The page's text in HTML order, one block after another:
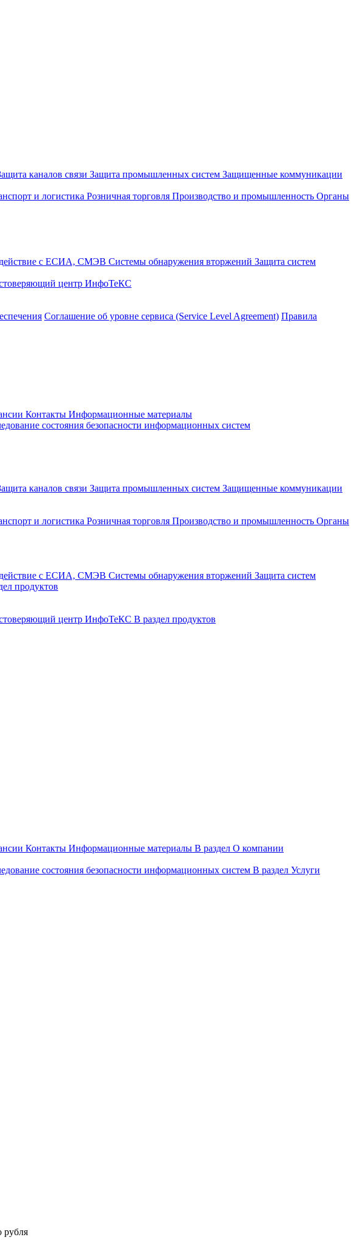
каналов связи Защита промышленных систем Защищенные коммуникации
и логистика Розничная торговля Производство и промышленность Органы
с ЕСИА, СМЭВ Системы обнаружения вторжений Защита систем
центр ИнфоТеКС
Соглашение об уровне сервиса (Service Level Agreement) Правила
Контакты Информационные материалы
состояния безопасности информационных систем
каналов связи Защита промышленных систем Защищенные коммуникации
и логистика Розничная торговля Производство и промышленность Органы
с ЕСИА, СМЭВ Системы обнаружения вторжений Защита систем
продуктов
центр ИнфоТеКС В раздел продуктов
Контакты Информационные материалы В раздел О компании
состояния безопасности информационных систем В раздел Услуги
рубля